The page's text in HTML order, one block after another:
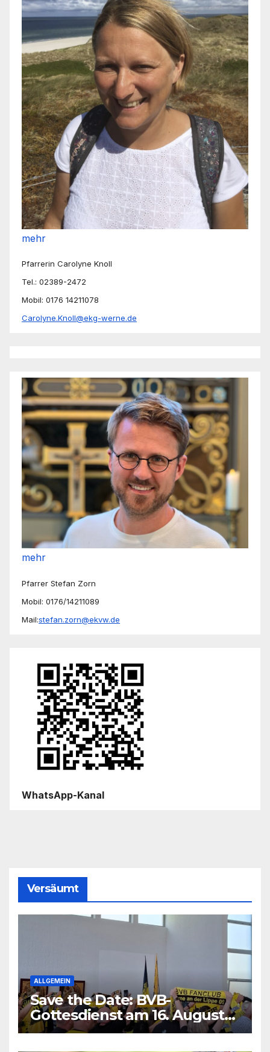
mehr
Pfarrerin Carolyne Knoll
Tel.: 02389-2472
Mobil: 0176 14211078
Carolyne.Knoll@ekg-werne.de
mehr
Pfarrer Stefan Zorn
Mobil: 0176/14211089
Mail:stefan.zorn@ekvw.de
WhatsApp-Kanal
Versäumt
ALLGEMEIN
Save the Date: BVB-
Gottesdienst am 16. August
2026